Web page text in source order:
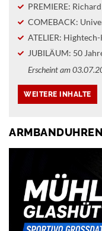
PREMIERE:
COMEBACK:
ATELIER:
JUBILÄUM: 50
Erscheint am